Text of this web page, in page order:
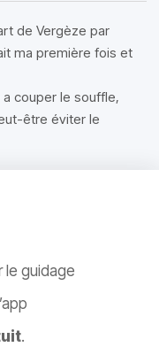
de Vergèze par
ma première fois et
couper le souffle,
être éviter le
le guidage
.